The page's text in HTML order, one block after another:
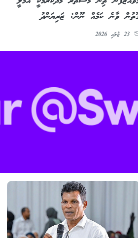
ވާނެ ކަމެއް ނޫން: ޒަރިޔަންދު